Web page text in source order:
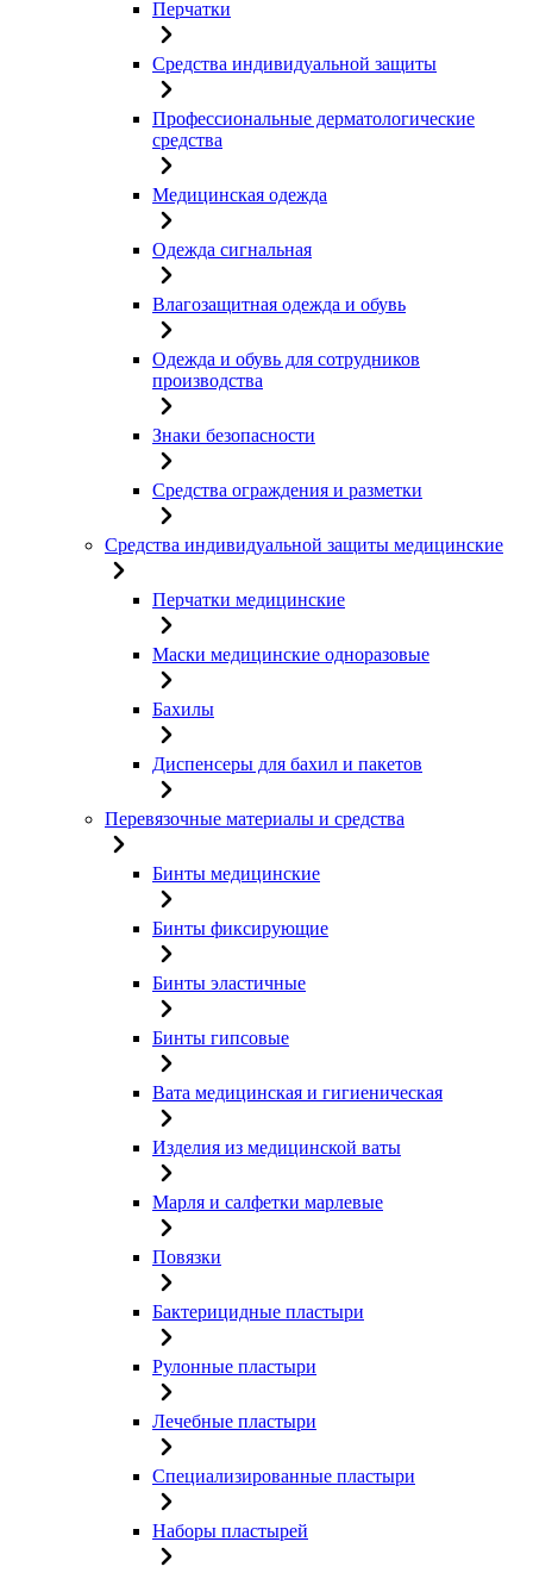
Перчатки
Средства индивидуальной защиты
Профессиональные дерматологические
средства
Медицинская одежда
Одежда сигнальная
Влагозащитная одежда и обувь
Одежда и обувь для сотрудников
производства
Знаки безопасности
Средства ограждения и разметки
Средства индивидуальной защиты медицинские
Перчатки медицинские
Маски медицинские одноразовые
Бахилы
Диспенсеры для бахил и пакетов
Перевязочные материалы и средства
Бинты медицинские
Бинты фиксирующие
Бинты эластичные
Бинты гипсовые
Вата медицинская и гигиеническая
Изделия из медицинской ваты
Марля и салфетки марлевые
Повязки
Бактерицидные пластыри
Рулонные пластыри
Лечебные пластыри
Специализированные пластыри
Наборы пластырей